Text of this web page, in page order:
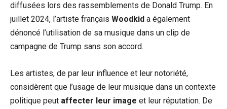
diffusées lors des rassemblements de Donald Trump. En
juillet 2024, l’artiste français Woodkid a également
dénoncé l’utilisation de sa musique dans un clip de
campagne de Trump sans son accord.
Les artistes, de par leur influence et leur notoriété,
considèrent que l’usage de leur musique dans un contexte
politique peut affecter leur image et leur réputation. De